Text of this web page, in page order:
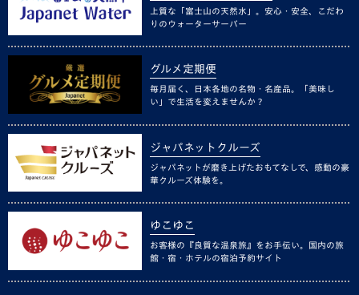
上質な「富士山の天然水」。安心・安全、こだわ
りのウォーターサーバー
グルメ定期便
毎月届く、日本各地の名物・名産品。「美味し
い」で生活を変えませんか？
ジャパネットクルーズ
ジャパネットが磨き上げたおもてなしで、感動の豪
華クルーズ体験を。
ゆこゆこ
お客様の『良質な温泉旅』をお手伝い。国内の旅
館・宿・ホテルの宿泊予約サイト